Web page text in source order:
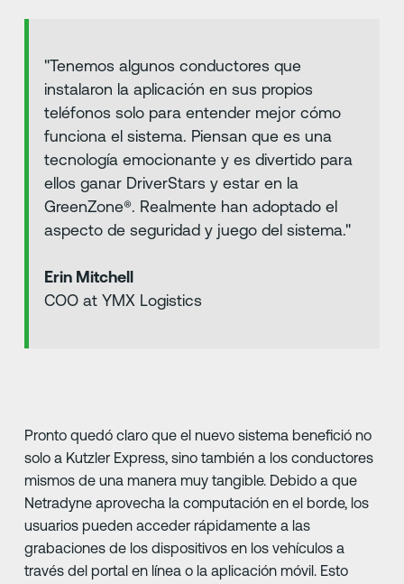
"Tenemos algunos conductores que
instalaron la aplicación en sus propios
teléfonos solo para entender mejor cómo
funciona el sistema. Piensan que es una
tecnología emocionante y es divertido para
ellos ganar DriverStars y estar en la
GreenZone®️. Realmente han adoptado el
aspecto de seguridad y juego del sistema."
Erin Mitchell
COO at YMX Logistics
Pronto quedó claro que el nuevo sistema benefició no
solo a Kutzler Express, sino también a los conductores
mismos de una manera muy tangible. Debido a que
Netradyne aprovecha la computación en el borde, los
usuarios pueden acceder rápidamente a las
grabaciones de los dispositivos en los vehículos a
través del portal en línea o la aplicación móvil. Esto